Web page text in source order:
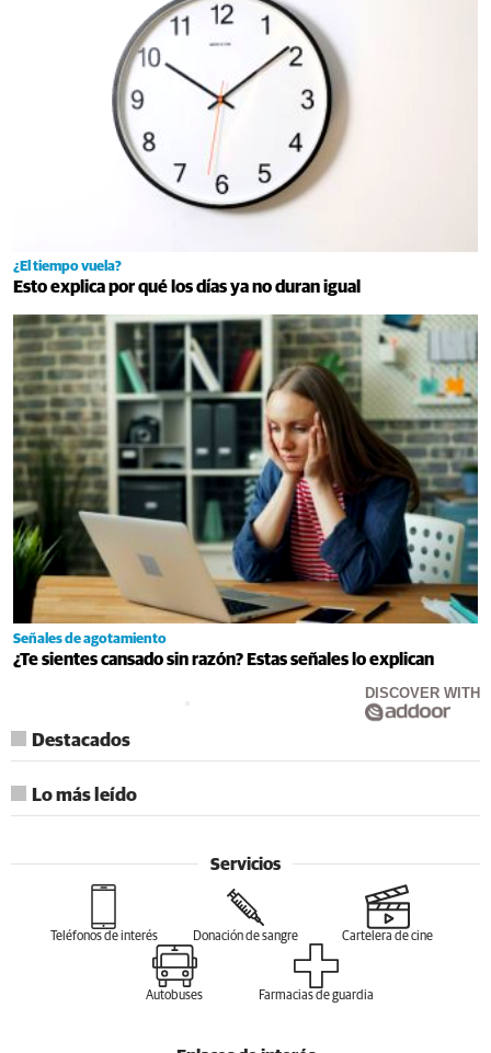
¿El tiempo vuela?
Esto explica por qué los días ya no duran igual
Señales de agotamiento
¿Te sientes cansado sin razón? Estas señales lo explican
DISCOVER WITH
Destacados
Lo más leído
Servicios
Teléfonos de interés Donación de sangre Cartelera de cine
Autobuses Farmacias de guardia